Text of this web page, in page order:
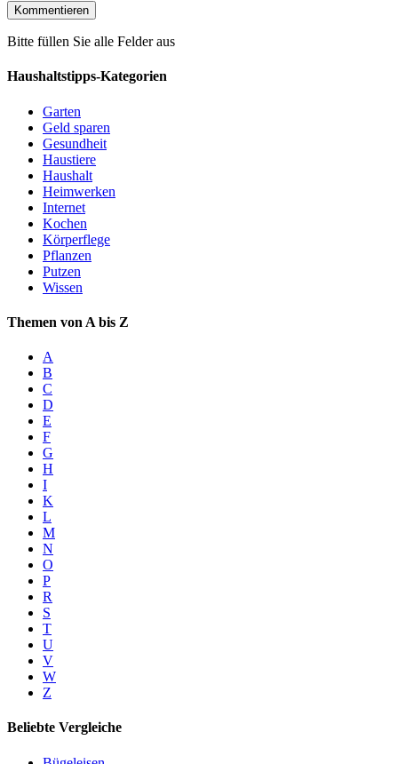
Bitte füllen Sie alle Felder aus
Haushaltstipps-Kategorien
Garten
Geld sparen
Gesundheit
Haustiere
Haushalt
Heimwerken
Internet
Kochen
Körperflege
Pflanzen
Putzen
Wissen
Themen von A bis Z
A
B
C
D
E
F
G
H
I
K
L
M
N
O
P
R
S
T
U
V
W
Z
Beliebte Vergleiche